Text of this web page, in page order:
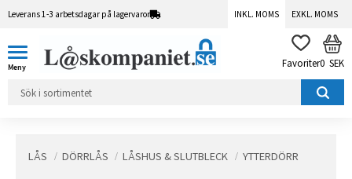
Leverans 1-3 arbetsdagar på lagervaror INKL. MOMS EXKL. MOMS
FAVORITER
0 SEK
LÅS DÖRRLÅS LÅSHUS & SLUTBLECK YTTERDÖRR